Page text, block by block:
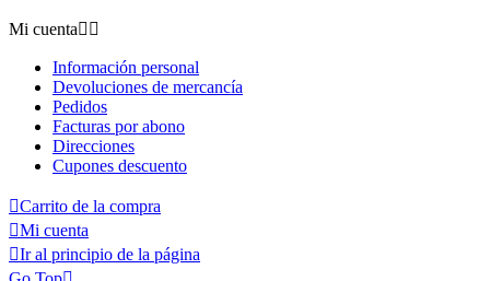
Mi cuenta 
Información personal
Devoluciones de mercancía
Pedidos
Facturas por abono
Direcciones
Cupones descuento
Carrito de la compra
Mi cuenta
Ir al principio de la página